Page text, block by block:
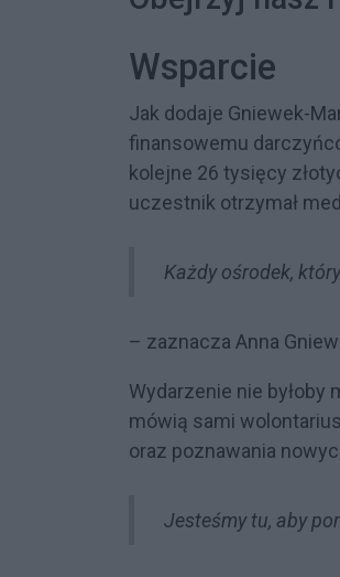
Wsparcie
Jak dodaje Gniewek-
finansowemu
kolejne 26 tysięcy
uczestnik otrzymał
Każdy ośrodek,
– zaznacza Anna
Wydarzenie nie byłoby
mówią sami
oraz poznawania
Jesteśmy tu, aby